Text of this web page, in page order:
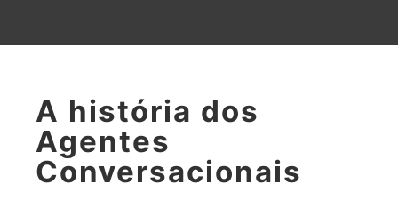
A história dos
Agentes
Conversacionais